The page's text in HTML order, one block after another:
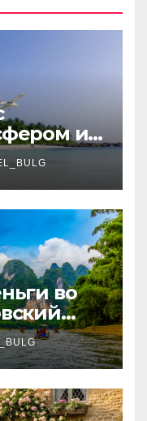
и
в
во
BIDV,